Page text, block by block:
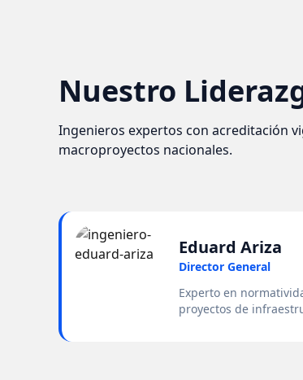
Nuestro
Ingenieros expertos con acreditación
macroproyectos nacionales.
Eduard Ariza
Director General
Experto en
proyectos de